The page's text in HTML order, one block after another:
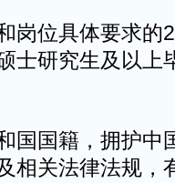
岗位具体要求的
士研究生及以上
国国籍，拥护
相关法律法规，